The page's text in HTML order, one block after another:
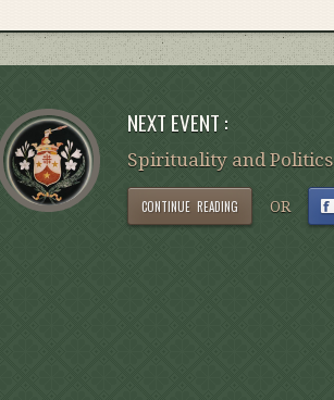
NEXT EVENT :
Spirituality and Politics
CONTINUE READING OR